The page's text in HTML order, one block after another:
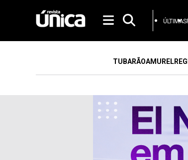
ÚLTIMAS
TUBARÃOAMUREL